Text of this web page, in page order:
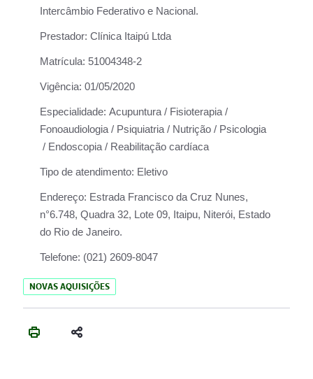
Intercâmbio Federativo e Nacional.
Prestador: Clínica Itaipú Ltda
Matrícula: 51004348-2
Vigência: 01/05/2020
Especialidade: Acupuntura / Fisioterapia /
Fonoaudiologia / Psiquiatria / Nutrição / Psicologia
/ Endoscopia / Reabilitação cardíaca
Tipo de atendimento: Eletivo
Endereço: Estrada Francisco da Cruz Nunes,
n°6.748, Quadra 32, Lote 09, Itaipu, Niterói, Estado
do Rio de Janeiro.
Telefone: (021) 2609-8047
NOVAS AQUISIÇÕES